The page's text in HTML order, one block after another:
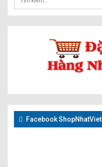
Facebook ShopNhatViet